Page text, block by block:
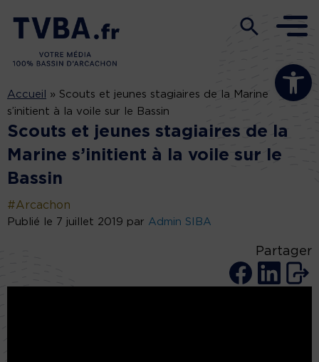
Ouvrir la
Accueil » Scouts et jeunes stagiaires de la Marine
s’initient à la voile sur le Bassin
Scouts et jeunes stagiaires de la
Marine s’initient à la voile sur le
Bassin
#Arcachon
Publié le 7 juillet 2019 par Admin SIBA
Partager